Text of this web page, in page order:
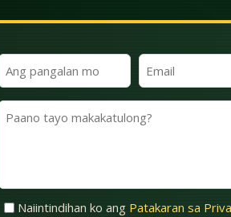
(Kinakailangan)
Email
(Kinakailangan)
Walang
Naiintindihan ko ang Patakaran sa